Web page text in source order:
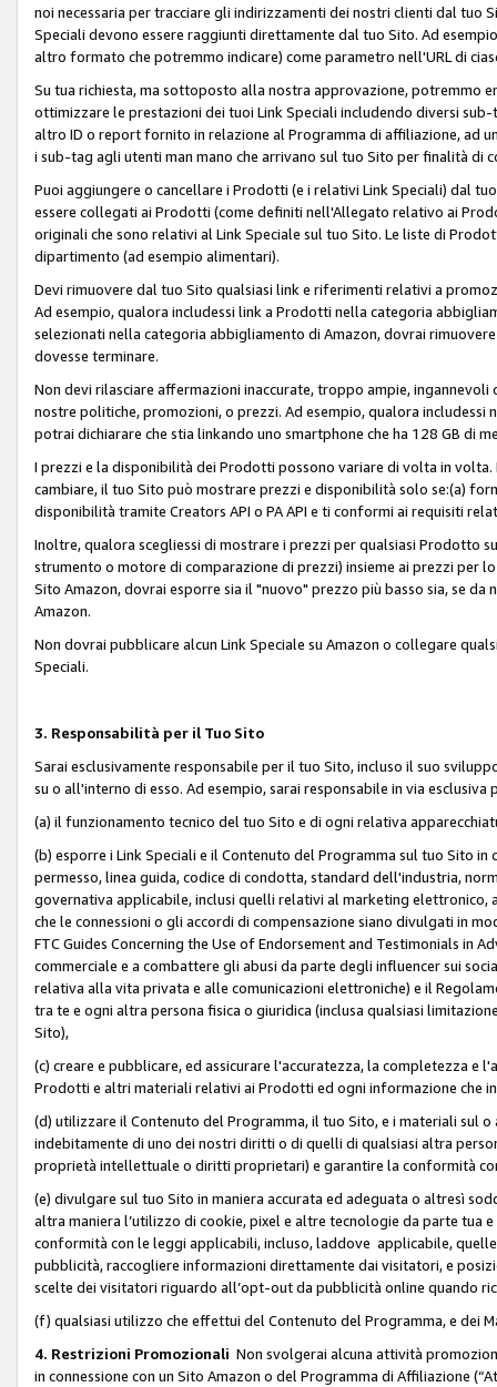
noi necessaria per tracciare gli indirizzamenti dei nostri clienti dal tuo
Speciali devono essere raggiunti direttamente dal tuo Sito. Ad
altro formato che potremmo indicare) come parametro nell'URL di
Su tua richiesta, ma sottoposto alla nostra approvazione,
ottimizzare le prestazioni dei tuoi Link Speciali includendo diversi sub-
altro ID o report fornito in relazione al Programma di affiliazione, ad
i sub-tag agli utenti man mano che arrivano sul tuo Sito per finalità
Puoi aggiungere o cancellare i Prodotti (e i relativi Link Speciali) dal
essere collegati ai Prodotti (come definiti nell'Allegato relativo ai
originali che sono relativi al Link Speciale sul tuo Sito. Le liste di
dipartimento (ad esempio alimentari).
Devi rimuovere dal tuo Sito qualsiasi link e riferimenti relativi a
Ad esempio, qualora includessi link a Prodotti nella categoria
selezionati nella categoria abbigliamento di Amazon, dovrai
dovesse terminare.
Non devi rilasciare affermazioni inaccurate, troppo ampie,
nostre politiche, promozioni, o prezzi. Ad esempio, qualora includessi
potrai dichiarare che stia linkando uno smartphone che ha 128 GB di
I prezzi e la disponibilità dei Prodotti possono variare di volta in
cambiare, il tuo Sito può mostrare prezzi e disponibilità solo se:(a)
disponibilità tramite Creators API o PA API e ti conformi ai requisiti
Inoltre, qualora scegliessi di mostrare i prezzi per qualsiasi Prodotto
strumento o motore di comparazione di prezzi) insieme ai prezzi
Sito Amazon, dovrai esporre sia il "nuovo" prezzo più basso sia, se
Amazon.
Non dovrai pubblicare alcun Link Speciale su Amazon o collegare
Speciali.
3. Responsabilità per il Tuo Sito
Sarai esclusivamente responsabile per il tuo Sito, incluso il suo
su o all'interno di esso. Ad esempio, sarai responsabile in via esclusiva
(a) il funzionamento tecnico del tuo Sito e di ogni relativa
(b) esporre i Link Speciali e il Contenuto del Programma sul tuo Sito in
permesso, linea guida, codice di condotta, standard dell'industria,
governativa applicabile, inclusi quelli relativi al marketing
che le connessioni o gli accordi di compensazione siano divulgati in
FTC Guides Concerning the Use of Endorsement and Testimonials in
commerciale e a combattere gli abusi da parte degli influencer sui
relativa alla vita privata e alle comunicazioni elettroniche) e il
tra te e ogni altra persona fisica o giuridica (inclusa qualsiasi
Sito),
(c) creare e pubblicare, ed assicurare l'accuratezza, la completezza
Prodotti e altri materiali relativi ai Prodotti ed ogni informazione che
(d) utilizzare il Contenuto del Programma, il tuo Sito, e i materiali sul
indebitamente di uno dei nostri diritti o di quelli di qualsiasi altra
proprietà intellettuale o diritti proprietari) e garantire la conformità
(e) divulgare sul tuo Sito in maniera accurata ed adeguata o altresì
altra maniera l’utilizzo di cookie, pixel e altre tecnologie da parte tua
conformità con le leggi applicabili, incluso, laddove applicabile,
pubblicità, raccogliere informazioni direttamente dai visitatori, e
scelte dei visitatori riguardo all’opt-out da pubblicità online quando
(f) qualsiasi utilizzo che effettui del Contenuto del Programma, e dei
4. Restrizioni Promozionali Non svolgerai alcuna attività
in connessione con un Sito Amazon o del Programma di Affiliazione